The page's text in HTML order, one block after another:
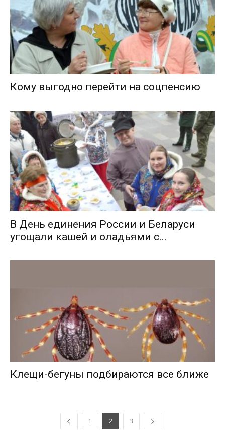
Кому выгодно перейти на соцпенсию
В День единения России и Беларуси
угощали кашей и оладьями с...
Клещи-бегуны подбираются все ближе
1 2 3